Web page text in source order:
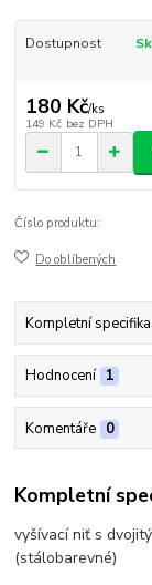
Dostupnost
180 Kč/ks
149 Kč bez DPH
Číslo produktu:
Do oblíbených
Kompletní
Hodnocení 1
Komentáře 0
Kompletní
vyšívací niť s
(stálobarevné)